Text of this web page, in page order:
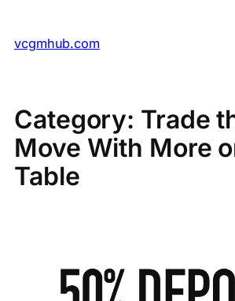
content
vcgmhub.com
Category: Trade
Move With More
Table